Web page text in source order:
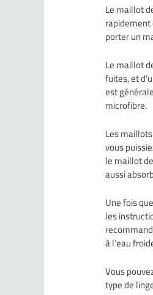
Le maillot
porter un
Le maillot
fuites, et
est
microfibre.
Les
vous
le maillot
aussi
Une fois
les
à l’eau
Vous
type de